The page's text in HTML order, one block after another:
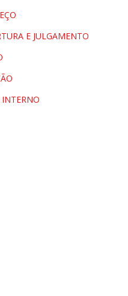
E JULGAMENTO
INTERNO